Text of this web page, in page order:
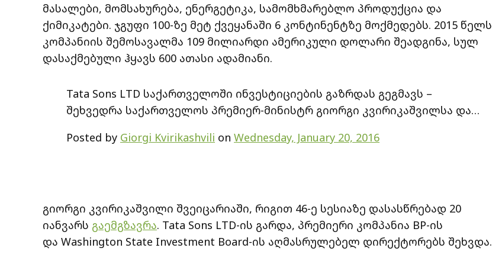
მასალები, მომსახურება, ენერგეტიკა, სამომხმარებლო პროდუქცია და
ქიმიკატები. ჯგუფი 100-ზე მეტ ქვეყანაში 6 კონტინენტზე მოქმედებს. 2015 წელს
კომპანიის შემოსავალმა 109 მილიარდი ამერიკული დოლარი შეადგინა, სულ
დასაქმებული ჰყავს 600 ათასი ადამიანი.
Tata Sons LTD საქართველოში ინვესტიციების გაზრდას გეგმავს –
შეხვედრა საქართველოს პრემიერ-მინისტრ გიორგი კვირიკაშვილსა და…
Posted by Giorgi Kvirikashvili on Wednesday, January 20, 2016
გიორგი კვირიკაშვილი შვეიცარიაში, რიგით 46-ე სესიაზე დასასწრებად 20
იანვარს გაემგზავრა. Tata Sons LTD-ის გარდა, პრემიერი კომპანია BP-ის
და Washington State Investment Board-ის აღმასრულებელ დირექტორებს შეხვდა.